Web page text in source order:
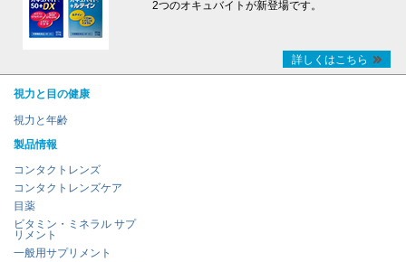
2つのオキュバイトが新登場です。
詳しくはこちら
視力と目の健康
視力と年齢
製品情報
コンタクトレンズ
コンタクトレンズケア
目薬
ビタミン・ミネラル サプ
リメント
一般用サプリメント